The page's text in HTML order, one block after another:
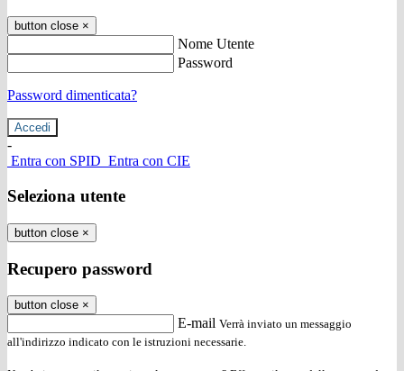
button close ×
Nome Utente
Password
Password dimenticata?
-
Entra con SPID Entra con CIE
Seleziona utente
button close ×
Recupero password
button close ×
E-mail Verrà inviato un messaggio
all'indirizzo indicato con le istruzioni necessarie.